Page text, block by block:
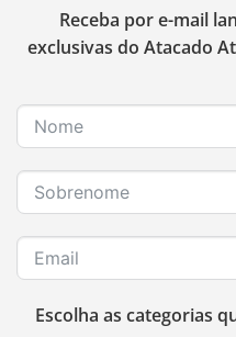
Receba por e-mail
exclusivas do Atacado
Escolha as categorias